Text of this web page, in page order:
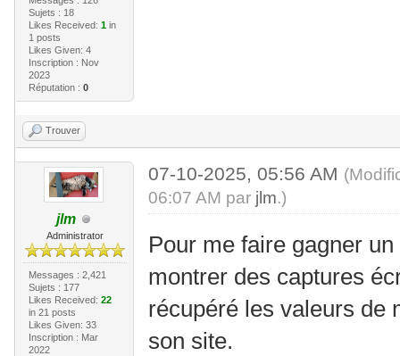
Sujets : 18
Likes Received: 1in
1 posts
Likes Given: 4
Inscription : Nov
2023
Réputation : 0
Trouver
jlm
Administrator
Messages : 2,421
Sujets : 177
Likes Received: 22
in 21 posts
Likes Given: 33
Inscription : Mar
2022
07-10-2025, 05:56 AM
06:07 AM par jlm.)
Pour me faire gagner
montrer des captures
récupéré les valeurs de
son site.